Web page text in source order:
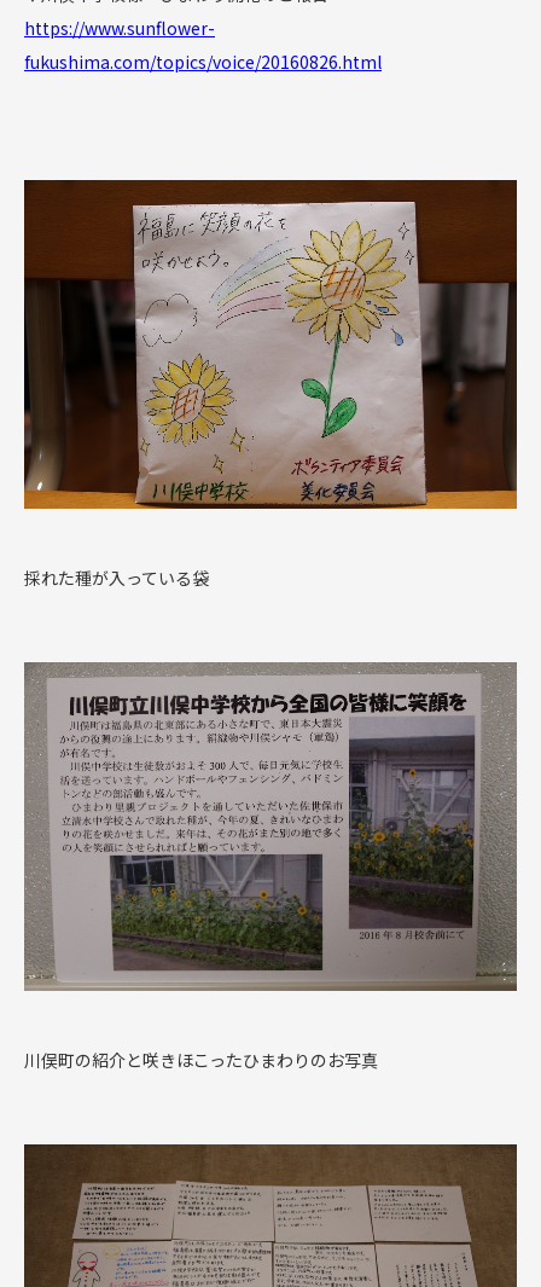
https://www.sunflower-
fukushima.com/topics/voice/20160826.html
採れた種が入っている袋
川俣町の紹介と咲きほこったひまわりのお写真